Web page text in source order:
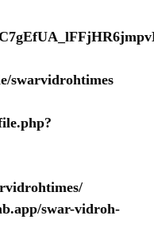
swarvidrohtimes
swar-vidroh-